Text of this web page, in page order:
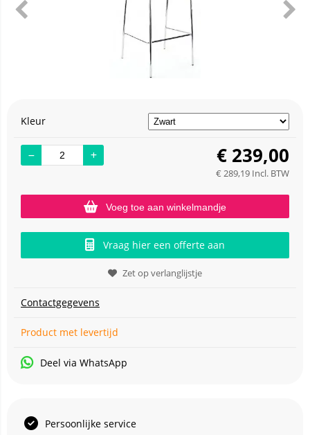
Kleur
€ 239,00
€ 289,19 Incl. BTW
Voeg toe aan winkelmandje
Vraag hier een offerte aan
Zet op verlanglijstje
Contactgegevens
Product met levertijd
Deel via WhatsApp
Persoonlijke service